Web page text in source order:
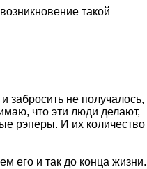
такой
забросить не получалось,
что эти люди делают,
рэперы. И их количество
его и так до конца жизни.